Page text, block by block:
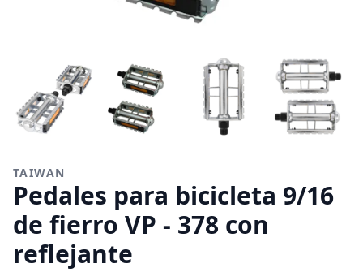
TAIWAN
Pedales para bicicleta 9/16
de fierro VP - 378 con
reflejante